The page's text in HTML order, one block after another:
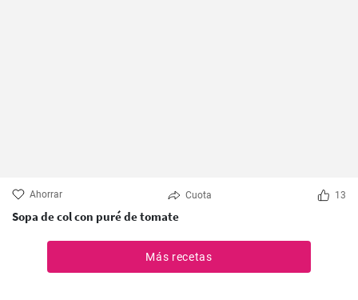
Ahorrar Cuota 13
Sopa de col con puré de tomate
Más recetas